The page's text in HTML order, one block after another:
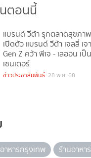
ตอนนี้
แบรนด์ วีต้า รุกตลาดสุขภา
เปิดตัว แบรนด์ วีต้า เจลลี่ เจ
Gen Z คว้า พีเจ - เลออน เป็
เซนเตอร์
ข่าวประชาสัมพันธ์ 28 พ.ย. 68
าหารกรุงเทพ
ร้านอาหา